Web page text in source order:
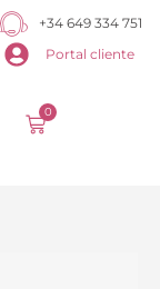
+34 649 334 751
Portal cliente
0
Carrito